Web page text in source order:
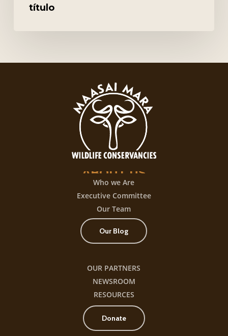
casino
una
título
ABOUT US
Who we Are
Executive Committee
Our Team
Our Blog
OUR PARTNERS
NEWSROOM
RESOURCES
Donate